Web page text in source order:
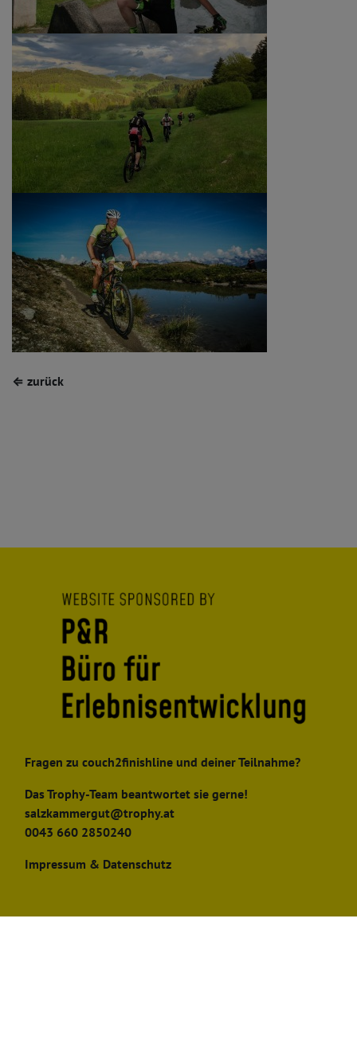
⇐ zurück
Fragen zu couch2finishline und deiner Teilnahme?
Das Trophy-Team beantwortet sie gerne!
salzkammergut@trophy.at
0043 660 2850240
Impressum & Datenschutz